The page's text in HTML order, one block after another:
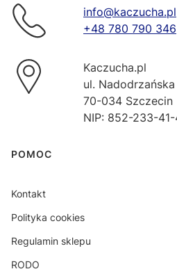
info@kaczucha.pl
+48 780 790 346
Kaczucha.pl
ul. Nadodrzańska
70-034 Szczecin
NIP: 852-233-41-
Linki w stopce
POMOC
Kontakt
Polityka cookies
Regulamin sklepu
RODO